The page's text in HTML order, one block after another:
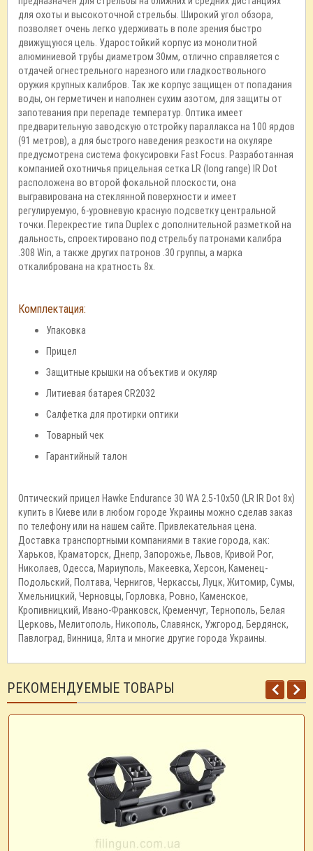
для охоты и высокоточной стрельбы. Широкий угол обзора,
позволяет очень легко удерживать в поле зрения быстро
движущуюся цель. Ударостойкий корпус из монолитной
алюминиевой трубы диаметром 30мм, отлично справляется с
отдачей огнестрельного нарезного или гладкоствольного
оружия крупных калибров. Так же корпус защищен от попадания
воды, он герметичен и наполнен сухим азотом, для защиты от
запотевания при перепаде температур. Оптика имеет
предварительную заводскую отстройку параллакса на 100 ярдов
(91 метров), а для быстрого наведения резкости на окуляре
предусмотрена система фокусировки Fast Focus. Разработанная
компанией охотничья прицельная сетка LR (long range) IR Dot
расположена во второй фокальной плоскости, она
выгравирована на стеклянной поверхности и имеет
регулируемую, 6-уровневую красную подсветку центральной
точки. Перекрестие типа Duplex с дополнительной разметкой на
дальность, спроектировано под стрельбу патронами калибра
.308 Win, а также других патронов .30 группы, а марка
oтĸaлибpoвaнa на кратность 8х.
Комплектация:
Упаковка
Прицел
Защитные крышки на объектив и окуляр
Литиевая батарея CR2032
Салфетка для протирки оптики
Товарный чек
Гарантийный талон
Оптический прицел Hawke Endurance 30 WA 2.5-10x50 (LR IR Dot 8x)
купить в Киеве или в любом городе Украины можно сделав заказ
по телефону или на нашем сайте. Привлекательная цена.
Доставка транспортными компаниями в такие города, как:
Харьков, Краматорск, Днепр, Запорожье, Львов, Кривой Рог,
Николаев, Одесса, Мариуполь, Макеевка, Херсон, Каменец-
Подольский, Полтава, Чернигов, Черкассы, Луцк, Житомир, Сумы,
Хмельницкий, Черновцы, Горловка, Ровно, Каменское,
Кропивницкий, Ивано-Франковск, Кременчуг, Тернополь, Белая
Церковь, Мелитополь, Никополь, Славянск, Ужгород, Бердянск,
Павлоград, Винница, Ялта и многие другие города Украины.
РЕКОМЕНДУЕМЫЕ ТОВАРЫ